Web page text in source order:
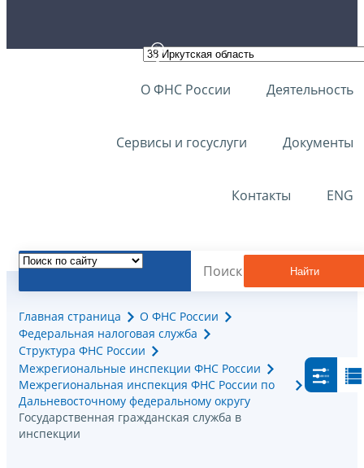
О ФНС России Деятельность
Сервисы и госуслуги Документы
Контакты ENG
Найти
Главная страница
О ФНС России
Федеральная налоговая служба
Структура ФНС России
Межрегиональные инспекции ФНС России
Межрегиональная инспекция ФНС России по
Дальневосточному федеральному округу
Государственная гражданская служба в
инспекции